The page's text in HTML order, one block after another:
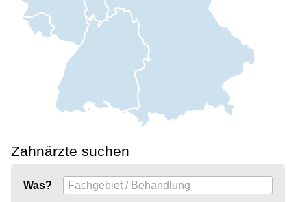
Zahnärzte suchen
Was?